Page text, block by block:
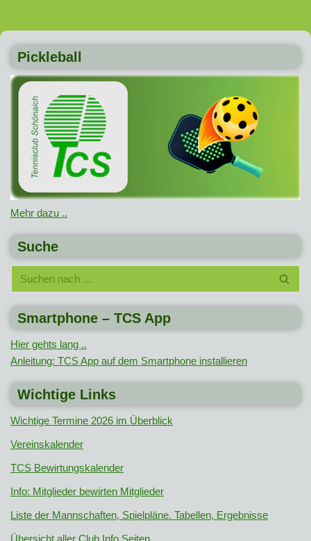
Pickleball
Mehr dazu ..
Suche
Smartphone – TCS App
Hier gehts lang ..
Anleitung: TCS App auf dem Smartphone installieren
Wichtige Links
Wichtige Termine 2026 im Überblick
Vereinskalender
TCS Bewirtungskalender
Info: Mitglieder bewirten Mitglieder
Liste der Mannschaften, Spielpläne. Tabellen, Ergebnisse